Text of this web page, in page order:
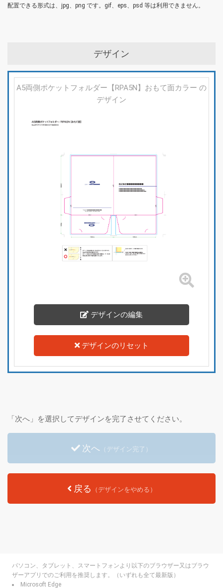
配置できる形式は、jpg、png です。gif、eps、psd 等は利用できません。
デザイン
A5両側ポケットフォルダー【RPA5N】おもて面カラー の
デザイン
デザインの編集
デザインのリセット
「次へ」を選択してデザインを完了させてください。
次へ （デザイン完了）
戻る （デザインをやめる）
パソコン、タブレット、スマートフォンより以下のブラウザー又はブラウ
ザーアプリでのご利用を推奨します。（いずれも全て最新版）
Microsoft Edge